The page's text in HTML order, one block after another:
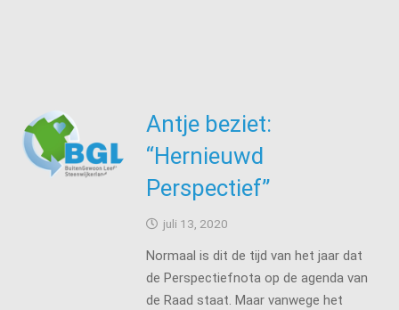
Antje beziet:
“Hernieuwd
Perspectief”
juli 13, 2020
Normaal is dit de tijd van het jaar dat
de Perspectiefnota op de agenda van
de Raad staat. Maar vanwege het